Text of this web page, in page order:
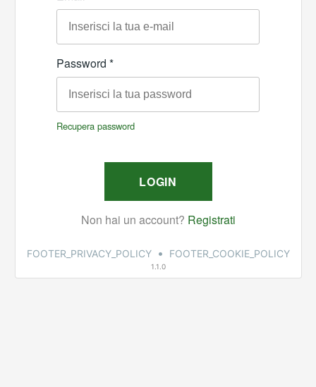
FOOTER_PRIVACY_POLICY • FOOTER_COOKIE_POLICY
1.1.0